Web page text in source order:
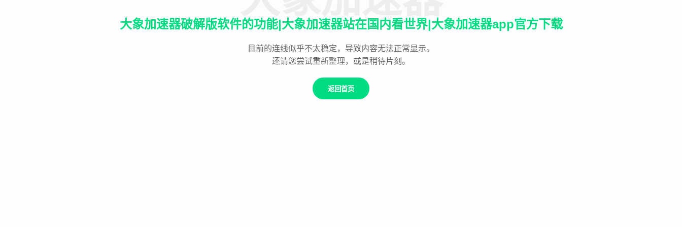
大象加速器破解版软件的功能|大象加速器站在国内看世界|大象加速器app官方下载
目前的连线似乎不太稳定，导致内容无法正常显示。
还请您尝试重新整理，或是稍待片刻。
返回首页